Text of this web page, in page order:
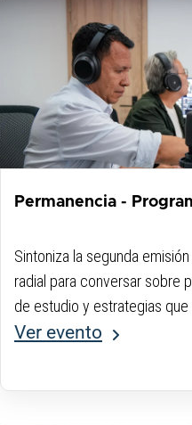
Permanencia -
Sintoniza la segunda
radial para conversar sobre
de estudio y estrategias
académico.
Ver evento